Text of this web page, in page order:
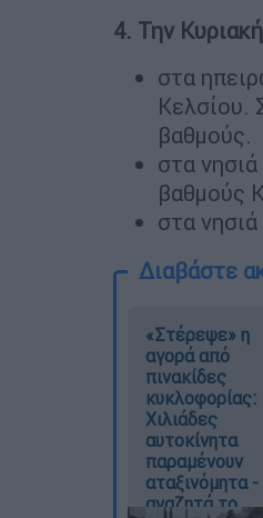
4. Την
στα
Κελσίου.
βαθμούς.
στα
βαθμούς
στα
Διαβάστε
«Στέρεψε» η
αγορά από
πινακίδες
κυκλοφορίας:
Χιλιάδες
αυτοκίνητα
παραμένουν
αταξινόμητα
αναζητά το